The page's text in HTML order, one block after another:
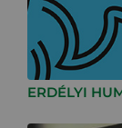
ERDÉLYI